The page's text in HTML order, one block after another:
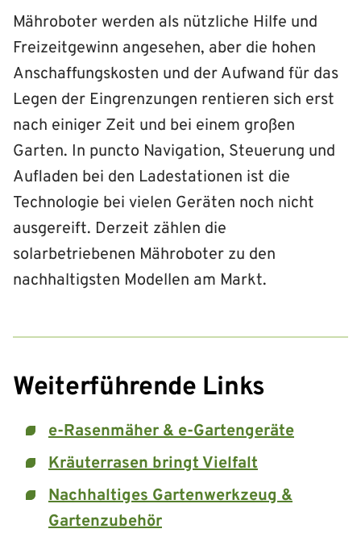
Mähroboter werden als nützliche Hilfe und
Freizeitgewinn angesehen, aber die hohen
Anschaffungskosten und der Aufwand für das
Legen der Eingrenzungen rentieren sich erst
nach einiger Zeit und bei einem großen
Garten. In puncto Navigation, Steuerung und
Aufladen bei den Ladestationen ist die
Technologie bei vielen Geräten noch nicht
ausgereift. Derzeit zählen die
solarbetriebenen Mähroboter zu den
nachhaltigsten Modellen am Markt.
Weiterführende Links
e-Rasenmäher & e-Gartengeräte
Kräuterrasen bringt Vielfalt
Nachhaltiges Gartenwerkzeug &
Gartenzubehör